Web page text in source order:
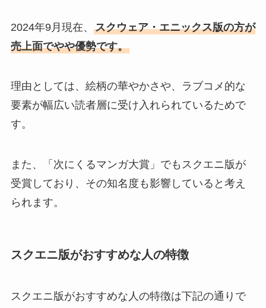
2024年9月現在、 スクウェア・エニックス版の方が
売上面でやや優勢です。
理由としては、絵柄の華やかさや、ラブコメ的な
要素が幅広い読者層に受け入れられているためで
す。
また、「次にくるマンガ大賞」でもスクエニ版が
受賞しており、その知名度も影響していると考え
られます。
スクエニ版がおすすめな人の特徴
スクエニ版がおすすめな人の特徴は下記の通りで